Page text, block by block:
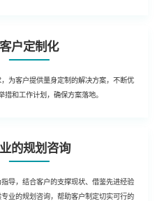
客户定制化
为客户提供量身定制的解决方案，不断优
措和工作计划，确保方案落地。
的规划咨询
导，结合客户的支撑现状、借鉴先进经验
业的规划咨询，帮助客户制定切实可行的